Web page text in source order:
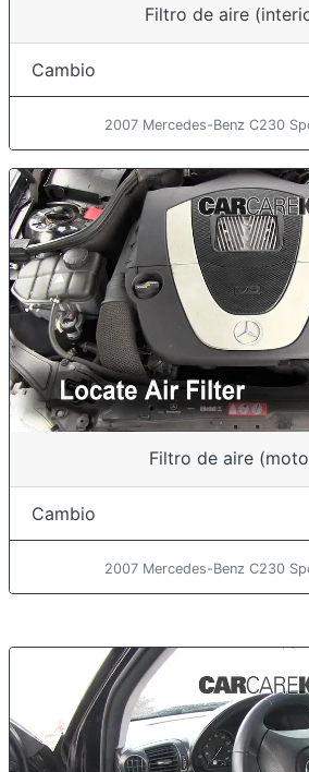
Filtro de aire
Cambio
2007 Mercedes-Benz C230
Filtro de aire
Cambio
2007 Mercedes-Benz C230